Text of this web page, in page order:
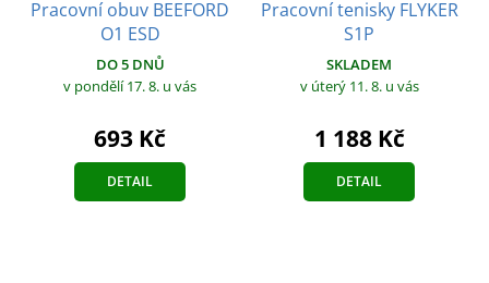
Pracovní obuv BEEFORD
O1 ESD
DO 5 DNŮ
v pondělí 17. 8. u vás
693 Kč
DETAIL
Pracovní tenisky FLYKER
S1P
SKLADEM
v úterý 11. 8. u vás
1 188 Kč
DETAIL